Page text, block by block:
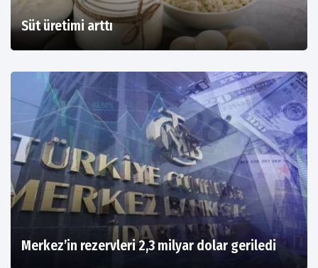
Süt üretimi arttı
Merkez’in rezervleri 2,3 milyar dolar geriledi